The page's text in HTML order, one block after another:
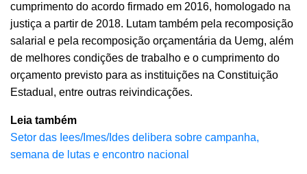
cumprimento do acordo firmado em 2016, homologado na
justiça a partir de 2018. Lutam também pela recomposição
salarial e pela recomposição orçamentária da Uemg, além
de melhores condições de trabalho e o cumprimento do
orçamento previsto para as instituições na Constituição
Estadual, entre outras reivindicações.
Leia também
Setor das Iees/Imes/Ides delibera sobre campanha,
semana de lutas e encontro nacional